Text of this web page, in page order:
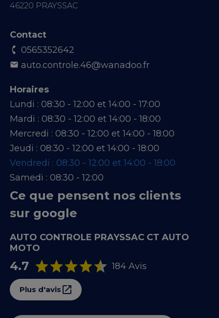
46220 PRAYSSAC
Contact
0565352642
auto.controle.46@wanadoo.fr
Horaires
Lundi : 08:30 - 12:00 et 14:00 - 17:00
Mardi : 08:30 - 12:00 et 14:00 - 18:00
Mercredi : 08:30 - 12:00 et 14:00 - 18:00
Jeudi : 08:30 - 12:00 et 14:00 - 18:00
Vendredi : 08:30 - 12:00 et 14:00 - 18:00
Samedi : 08:30 - 12:00
Ce que pensent nos clients
sur google
AUTO CONTROLE PRAYSSAC CT AUTO
MOTO
4.7 184 Avis
Plus d'avis